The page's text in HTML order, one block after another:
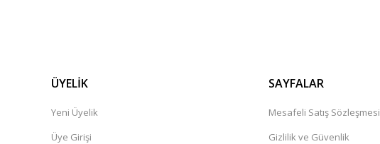
ÜYELİK
Yeni Üyelik
Üye Girişi
SAYFALAR
Mesafeli Satış Sözleşmesi
Gizlilik ve Güvenlik